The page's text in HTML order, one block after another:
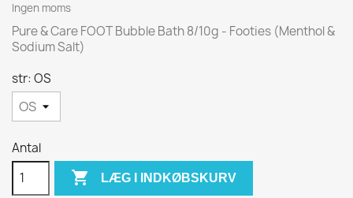
Ingen moms
Pure & Care FOOT Bubble Bath 8/10g - Footies (Menthol &
Sodium Salt)
str: OS
Antal
 LÆG I INDKØBSKURV